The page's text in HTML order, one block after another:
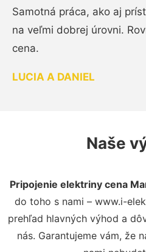
Samotná práca, ako aj
na veľmi dobrej úrovni.
cena.
LUCIA A DANIEL
Naše
Pripojenie elektriny cena
do toho s nami – www.i-
prehľad hlavných výhod a
nás. Garantujeme vám, že